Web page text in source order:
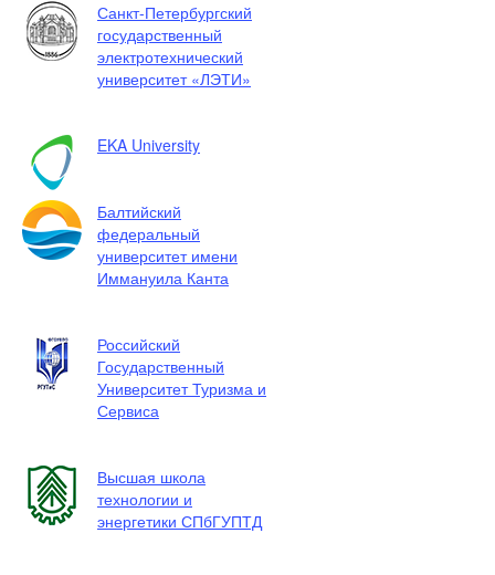
Санкт-Петербургский
государственный
электротехнический
университет «ЛЭТИ»
EKA University
Балтийский
федеральный
университет имени
Иммануила Канта
Российский
Государственный
Университет Туризма и
Сервиса
Высшая школа
технологии и
энергетики СПбГУПТД